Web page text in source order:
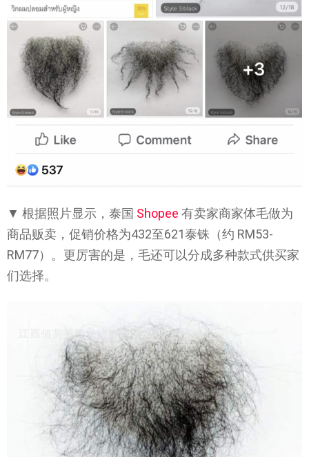
▼ 根据照片显示，泰国 Shopee 有卖家商家体毛做为
商品贩卖，促销价格为432至621泰铢（约 RM53-
RM77）。更厉害的是，毛还可以分成多种款式供买家
们选择。